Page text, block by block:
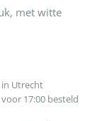
met witte
in Utrecht
17:00 besteld